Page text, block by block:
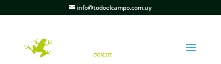
info@todoelcampo.com.uy